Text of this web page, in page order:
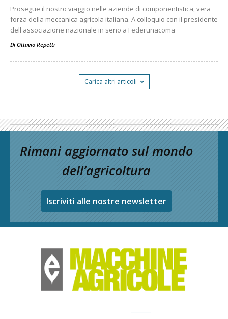
Prosegue il nostro viaggio nelle aziende di componentistica, vera
forza della meccanica agricola italiana. A colloquio con il presidente
dell'associazione nazionale in seno a Federunacoma
Di Ottavio Repetti
Carica altri articoli
Rimani aggiornato sul mondo
dell’agricoltura
Iscriviti alle nostre newsletter